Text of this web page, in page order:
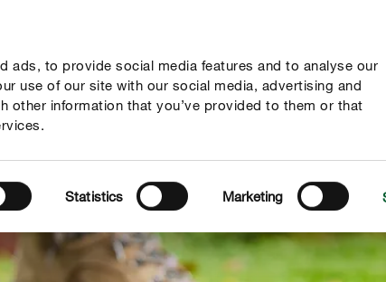
ads, to provide social media features and to analyse our
use of our site with our social media, advertising and
other information that you’ve provided to them or that
Statistics Marketing
Tot je dienst Onderneming